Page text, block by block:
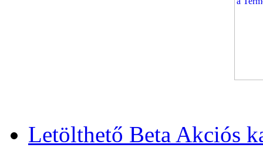
Letölthető Beta Akciós